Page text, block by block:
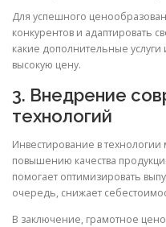
Для успешного
конкурентов и адаптировать
какие дополнительные услуги
высокую цену.
3. Внедрение
технологий
Инвестирование в
повышению качества
помогает оптимизировать
очередь, снижает
В заключение, грамотное